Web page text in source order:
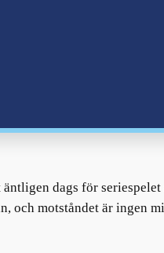
dags för seriespelet
och motståndet är